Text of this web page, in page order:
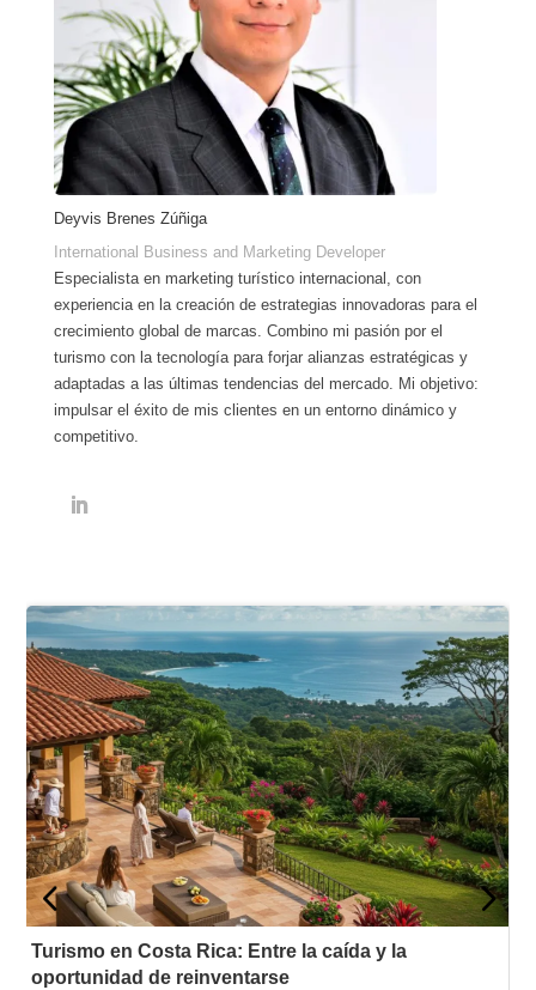
Deyvis Brenes Zúñiga
International Business and Marketing Developer
Especialista en marketing turístico internacional, con
experiencia en la creación de estrategias innovadoras para el
crecimiento global de marcas. Combino mi pasión por el
turismo con la tecnología para forjar alianzas estratégicas y
adaptadas a las últimas tendencias del mercado. Mi objetivo:
impulsar el éxito de mis clientes en un entorno dinámico y
competitivo.
Turismo en Costa Rica: Entre la caída y la
oportunidad de reinventarse